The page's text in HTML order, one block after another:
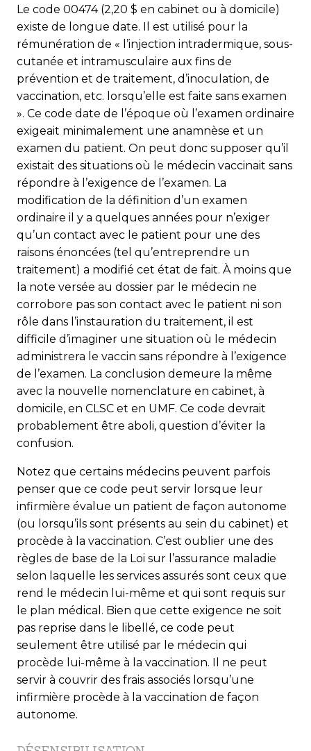
Le code 00474 (2,20 $ en cabinet ou à domicile)
existe de longue date. Il est utilisé pour la
rémunération de « l’injection intradermique, sous-
cutanée et intramusculaire aux fins de
prévention et de traitement, d’inoculation, de
vaccination, etc. lorsqu’elle est faite sans examen
». Ce code date de l’époque où l’examen ordinaire
exigeait minimalement une anamnèse et un
examen du patient. On peut donc supposer qu’il
existait des situations où le médecin vaccinait sans
répondre à l’exigence de l’examen. La
modification de la définition d’un examen
ordinaire il y a quelques années pour n’exiger
qu’un contact avec le patient pour une des
raisons énoncées (tel qu’entreprendre un
traitement) a modifié cet état de fait. À moins que
la note versée au dossier par le médecin ne
corrobore pas son contact avec le patient ni son
rôle dans l’instauration du traitement, il est
difficile d’imaginer une situation où le médecin
administrera le vaccin sans répondre à l’exigence
de l’examen. La conclusion demeure la même
avec la nouvelle nomenclature en cabinet, à
domicile, en CLSC et en UMF. Ce code devrait
probablement être aboli, question d’éviter la
confusion.
Notez que certains médecins peuvent parfois
penser que ce code peut servir lorsque leur
infirmière évalue un patient de façon autonome
(ou lorsqu’ils sont présents au sein du cabinet) et
procède à la vaccination. C’est oublier une des
règles de base de la Loi sur l’assurance maladie
selon laquelle les services assurés sont ceux que
rend le médecin lui-même et qui sont requis sur
le plan médical. Bien que cette exigence ne soit
pas reprise dans le libellé, ce code peut
seulement être utilisé par le médecin qui
procède lui-même à la vaccination. Il ne peut
servir à couvrir des frais associés lorsqu’une
infirmière procède à la vaccination de façon
autonome.